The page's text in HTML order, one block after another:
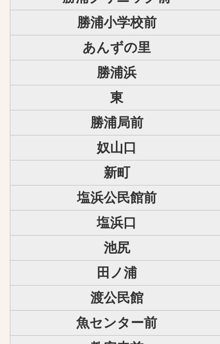
勝浦小学校前
あんずの里
勝浦浜
東
勝浦局前
奴山口
新町
塩浜公民館前
塩浜口
池尻
田ノ浦
渡公民館
魚センター前